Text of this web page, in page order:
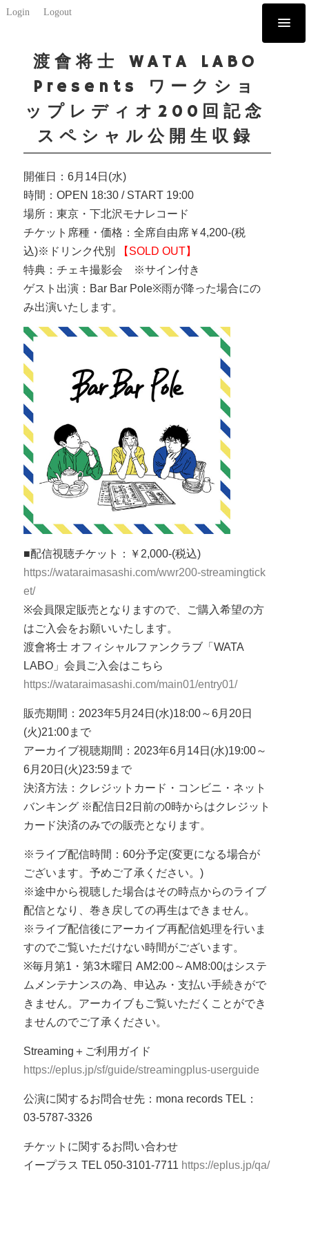
Login Logout
渡會将士 WATA LABO
Presents ワークショ
ップレディオ200回記念
スペシャル公開生収録
開催日：6月14日(水)
時間：OPEN 18:30 / START 19:00
場所：東京・下北沢モナレコード
チケット席種・価格：全席自由席￥4,200-(税
込)※ドリンク代別
【SOLD OUT】
特典：チェキ撮影会 ※サイン付き
ゲスト出演：Bar Bar Pole※雨が降った場合にの
み出演いたします。
■配信視聴チケット：￥2,000-(税込)
https://wataraimasashi.com/wwr200-streamingtick
et/
※会員限定販売となりますので、ご購入希望の方
はご入会をお願いいたします。
渡會将士 オフィシャルファンクラブ「WATA
LABO」会員ご入会はこちら
https://wataraimasashi.com/main01/entry01/
販売期間：2023年5月24日(水)18:00～6月20日
(火)21:00まで
アーカイブ視聴期間：2023年6月14日(水)19:00～
6月20日(火)23:59まで
決済方法：クレジットカード・コンビニ・ネット
バンキング ※配信日2日前の0時からはクレジット
カード決済のみでの販売となります。
※ライブ配信時間：60分予定(変更になる場合が
ございます。予めご了承ください。)
※途中から視聴した場合はその時点からのライブ
配信となり、巻き戻しての再生はできません。
※ライブ配信後にアーカイブ再配信処理を行いま
すのでご覧いただけない時間がございます。
※毎月第1・第3木曜日 AM2:00～AM8:00はシステ
ムメンテナンスの為、申込み・支払い手続きがで
きません。アーカイブもご覧いただくことができ
ませんのでご了承ください。
Streaming＋ご利用ガイド
https://eplus.jp/sf/guide/streamingplus-userguide
公演に関するお問合せ先：mona records TEL：
03-5787-3326
チケットに関するお問い合わせ
イープラス TEL 050-3101-7711 https://eplus.jp/qa/